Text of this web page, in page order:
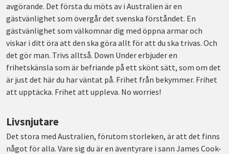
avgörande. Det första du möts av i Australien är en
gästvänlighet som övergår det svenska förståndet. En
gästvänlighet som välkomnar dig med öppna armar och
viskar i ditt öra att den ska göra allt för att du ska trivas. Och
det gör man. Trivs alltså. Down Under erbjuder en
frihetskänsla som är befriande på ett skönt sätt, som om det
är just det här du har väntat på. Frihet från bekymmer. Frihet
att upptäcka. Frihet att uppleva. No worries!
Livsnjutare
Det stora med Australien, förutom storleken, är att det finns
något för alla. Vare sig du är en äventyrare i sann James Cook-